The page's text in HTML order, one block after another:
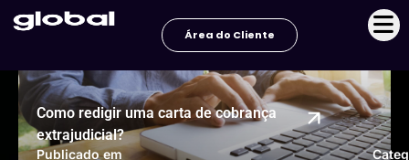
para
conteúdo
Área do Cliente
Como redigir uma carta de cobrança
extrajudicial?
Publicado em